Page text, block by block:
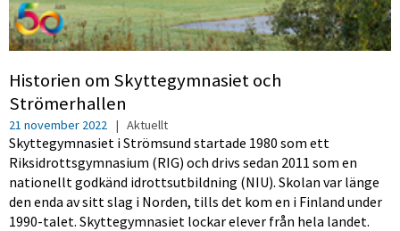
Historien om Skyttegymnasiet och
Strömerhallen
21 november 2022 | Aktuellt
Skyttegymnasiet i Strömsund startade 1980 som ett
Riksidrottsgymnasium (RIG) och drivs sedan 2011 som en
nationellt godkänd idrottsutbildning (NIU). Skolan var länge
den enda av sitt slag i Norden, tills det kom en i Finland under
1990-talet. Skyttegymnasiet lockar elever från hela landet.